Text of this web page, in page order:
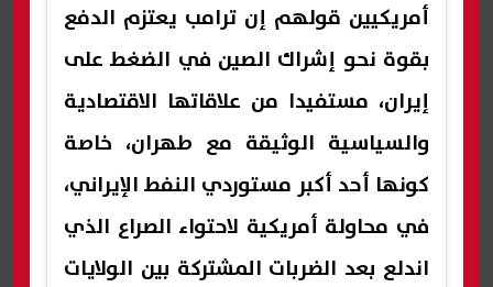
أمريكيين قولهم إن ترامب يعتزم الدفع
بقوة نحو إشراك الصين في الضغط على
إيران، مستفيدا من علاقاتها الاقتصادية
والسياسية الوثيقة مع طهران، خاصة
كونها أحد أكبر مستوردي النفط الإيراني،
في محاولة أمريكية لاحتواء الصراع الذي
اندلع بعد الضربات المشتركة بين الولايات